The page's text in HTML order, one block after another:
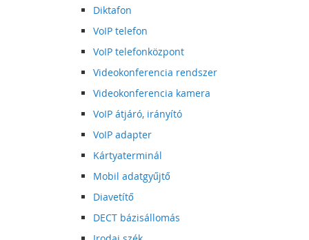
Diktafon
VoIP telefon
VoIP telefonközpont
Videokonferencia rendszer
Videokonferencia kamera
VoIP átjáró, irányító
VoIP adapter
Kártyaterminál
Mobil adatgyűjtő
Diavetítő
DECT bázisállomás